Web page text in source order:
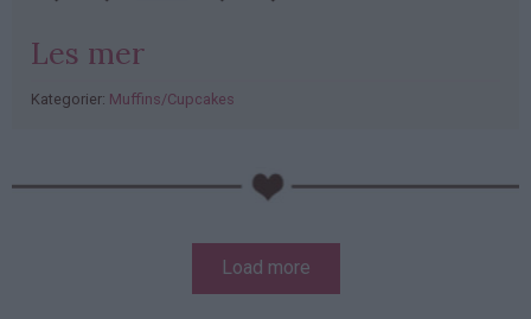
Les mer
Kategorier: Muffins/Cupcakes
PubGalaxy
Load more